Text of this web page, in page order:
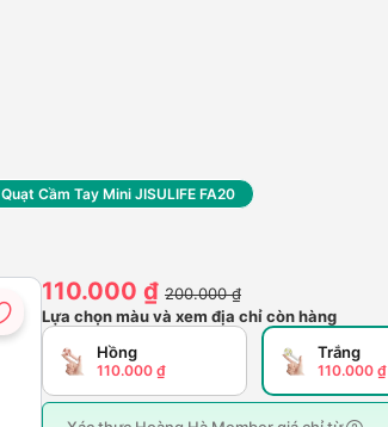
Quạt Cầm Tay Mini JISULIFE FA20
110.000 ₫ 200.000 ₫
Lựa chọn màu và xem địa chỉ còn hàng
Hồng
110.000 ₫
Trắng
110.000 ₫